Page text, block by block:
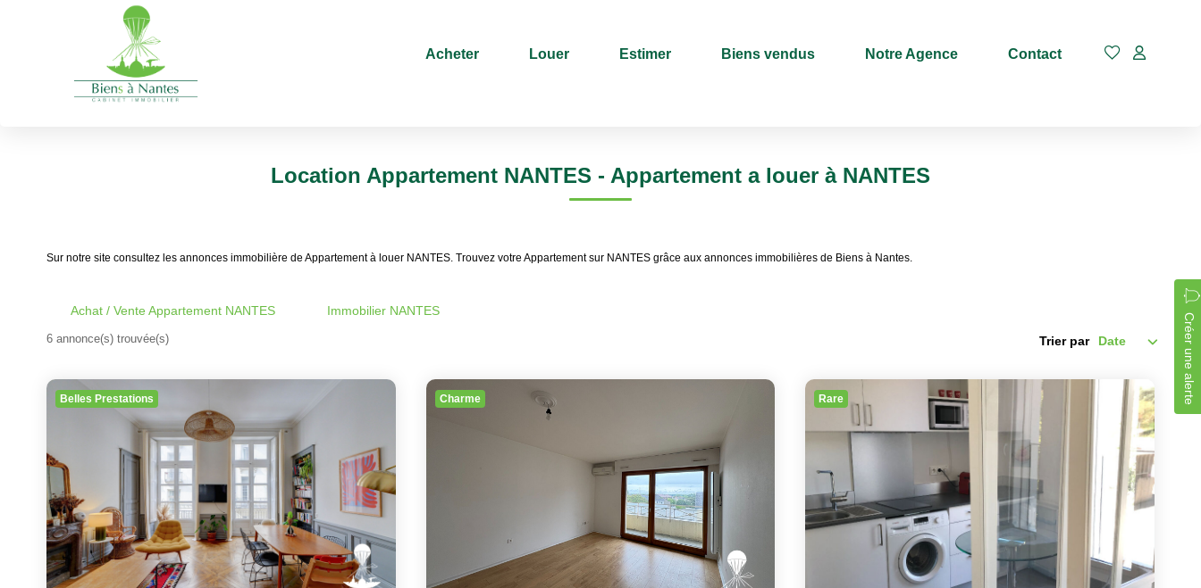
Acheter Louer Estimer Biens vendus Notre Agence Contact
A louer Appartement
Acheter
Type de transaction Type de bien
Location Appartement NANTES - Appartement a louer à NANTES
Sur notre site consultez les annonces immobilière de Appartement à louer NANTES. Trouvez votre Appartement sur NANTES grâce aux annonces immobilières de Biens à Nantes.
Achat / Vente Appartement NANTES Immobilier NANTES
Créer une alerte
6 annonce(s) trouvée(s) Trier par
Belles Prestations Charme Rare